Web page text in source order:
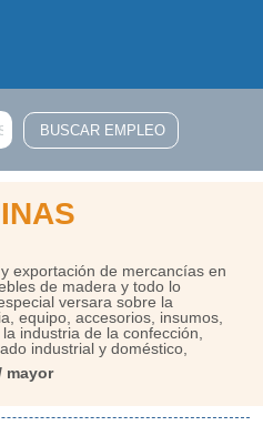
exportación de mercancías en
de madera y todo lo
versara sobre la
equipo, accesorios, insumos,
industria de la confección,
industrial y doméstico,
mayor